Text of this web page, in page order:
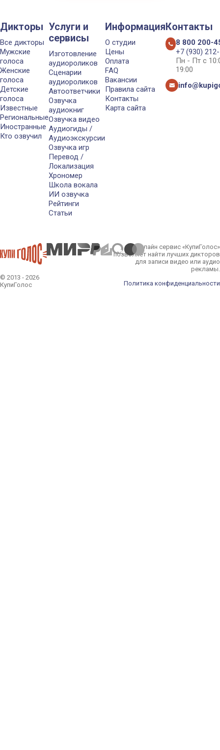
Дикторы
Все дикторы
Мужские
голоса
Женские
голоса
Детские
голоса
Известные
Региональные
Иностранные
Кто озвучил
Услуги и
сервисы
Изготовление
аудиороликов
Сценарии
аудиороликов
Автоответчики
Озвучка
аудиокниг
Озвучка видео
Аудиогиды /
Аудиоэкскурсии
Озвучка игр
Перевод /
Локализация
Хрономер
Школа вокала
ИИ озвучка
Рейтинги
Статьи
Информация
О студии
Цены
Оплата
FAQ
Вакансии
Правила сайта
Контакты
Карта сайта
Контакты
8 800 200-
+7 (930)
Пн - Пт с
19:00
© 2013 - 2026
КупиГолос
Онлайн сервис «КупиГолос»
позволяет найти лучших дикторов
для записи видео или аудио
рекламы.
Политика конфиденциальности